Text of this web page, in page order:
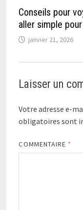
Conseils pour
aller simple
janvier 21, 2026
Laisser un
Votre adresse e-
obligatoires sont
COMMENTAIRE *